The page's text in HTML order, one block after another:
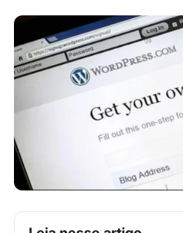
LOCAWEB.COM.BR